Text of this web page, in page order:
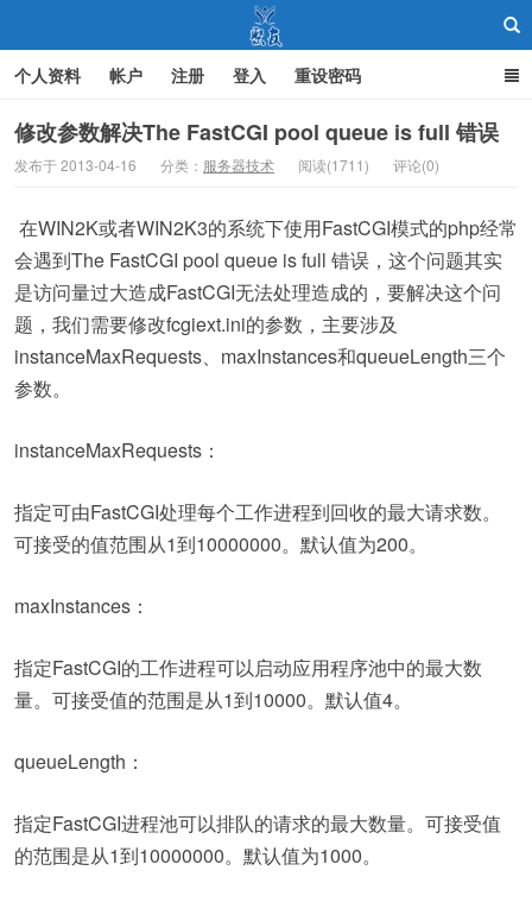
个人资料 帐户 注册 登入 重设密码
修改参数解决The FastCGI pool queue is full 错误
发布于 2013-04-16 分类： 服务器技术 阅读(1711) 评论(0)
在WIN2K或者WIN2K3的系统下使用FastCGI模式的php经常
会遇到The FastCGI pool queue is full 错误，这个问题其实
是访问量过大造成FastCGI无法处理造成的，要解决这个问
题，我们需要修改fcgiext.ini的参数，主要涉及
instanceMaxRequests、maxInstances和queueLength三个
参数。
instanceMaxRequests：
指定可由FastCGI处理每个工作进程到回收的最大请求数。
可接受的值范围从1到10000000。默认值为200。
maxInstances：
指定FastCGI的工作进程可以启动应用程序池中的最大数
量。可接受值的范围是从1到10000。默认值4。
queueLength：
指定FastCGI进程池可以排队的请求的最大数量。可接受值
的范围是从1到10000000。默认值为1000。